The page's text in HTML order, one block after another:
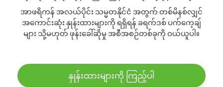
အာဖရိကန် အလယ်ပိုင်း သမ္မတနိုင်ငံ အတွက် တစ်မိနစ်လျှင်
အကောင်းဆုံး နှုန်းထားများကို ရရှိရန် ခရက်ဒစ် ပက်ကေ့ချ်
များ သို့မဟုတ် ဖုန်းခေါ်ဆိုမှု အစီအစဉ်တစ်ခုကို ဝယ်ယူပါ။
နှုန်းထားများကို ကြည့်ပါ